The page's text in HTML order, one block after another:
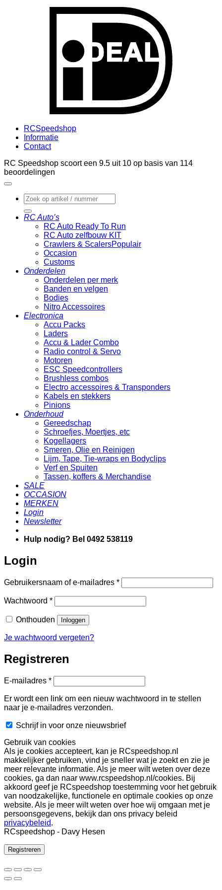
RCSpeedshop
Informatie
Contact
RC Speedshop scoort een 9.5 uit 10 op basis van 114
beoordelingen
Zoeken
naar:
RC Auto’s
RC Auto Ready To Run
RC Auto zelfbouw KIT
Crawlers & Scalers
Occasion
Customs
Onderdelen
Onderdelen per merk
Banden en velgen
Bodies
Nitro Accessoires
Electronica
Accu Packs
Laders
Accu & Lader Combo
Radio control & Servo
Motoren
ESC Speedcontrollers
Brushless combos
Electro accessoires & Transponders
Kabels en stekkers
Pinions
Onderhoud
Gereedschap
Schroefjes, Moertjes, etc
Kogellagers
Smeren, Olie en Reinigen
Lijm, Tape, Tie-wraps en Bodyclips
Verf en Spuiten
Tassen, koffers & Merchandise
SALE
OCCASION
MERKEN
Login
Newsletter
Hulp nodig? Bel 0492 538119
Login
Gebruikersnaam of e-mailadres *Vereist
Wachtwoord *Vereist
Onthouden Inloggen
Je wachtwoord vergeten?
Registreren
E-mailadres *Vereist
Er wordt een link om een nieuw wachtwoord in te stellen
naar je e-mailadres verzonden.
Schrijf in voor onze nieuwsbrief
Gebruik van cookies
Als je cookies accepteert, kan je RCspeedshop.nl
makkelijker gebruiken, vind je sneller wat je zoekt en zie je
meer relevante informatie. Als je meer wilt weten over deze
cookies, ga dan naar www.rcspeedshop.nl/cookies. Bij
akkoord geef je RCspeedshop toestemming voor het gebruik
van noodzakelijke, functionele en optimale cookies op onze
website. Als je meer wilt weten over hoe wij omgaan met je
persoonsgegevens, bekijk dan ons privacy beleid
privacybeleid.
RCspeedshop - Davy Hesen
Registreren